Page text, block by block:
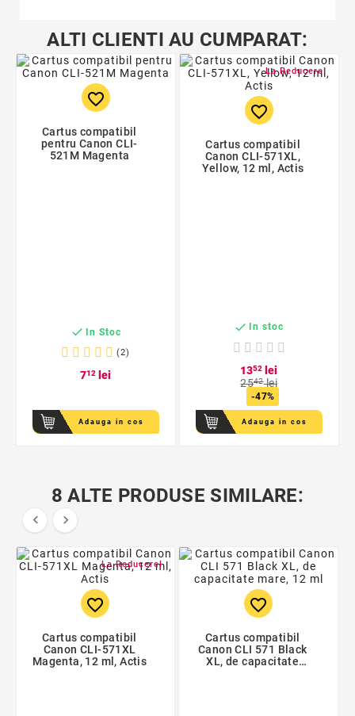
ALTI CLIENTI AU CUMPARAT:
favorite_border
Cartus compatibil
pentru Canon CLI-
521M Magenta
 In Stoc
(2)
712 lei
Adauga in cos
La Reducere!
favorite_border
Cartus compatibil
Canon CLI-571XL,
Yellow, 12 ml, Actis
 In stoc
1352 lei
2542lei
-47%
Adauga in cos
8 ALTE PRODUSE SIMILARE:
 
La Reducere!
favorite_border
Cartus compatibil
Canon CLI-571XL
Magenta, 12 ml, Actis
favorite_border
Cartus compatibil
Canon CLI 571 Black
XL, de capacitate